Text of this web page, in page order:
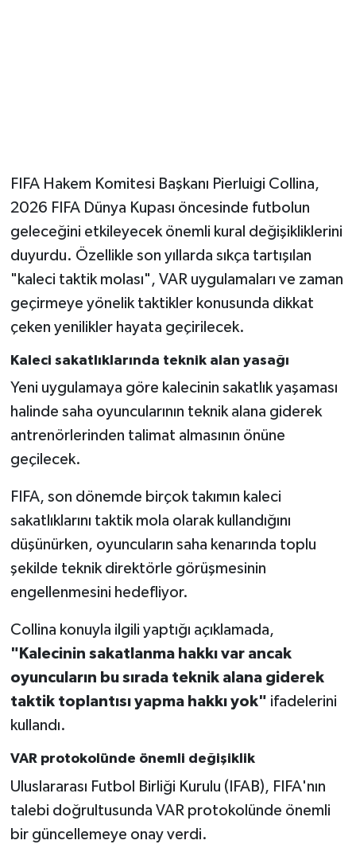
FIFA Hakem Komitesi Başkanı Pierluigi Collina,
2026 FIFA Dünya Kupası öncesinde futbolun
geleceğini etkileyecek önemli kural değişikliklerini
duyurdu. Özellikle son yıllarda sıkça tartışılan
"kaleci taktik molası", VAR uygulamaları ve zaman
geçirmeye yönelik taktikler konusunda dikkat
çeken yenilikler hayata geçirilecek.
Kaleci sakatlıklarında teknik alan yasağı
Yeni uygulamaya göre kalecinin sakatlık yaşaması
halinde saha oyuncularının teknik alana giderek
antrenörlerinden talimat almasının önüne
geçilecek.
FIFA, son dönemde birçok takımın kaleci
sakatlıklarını taktik mola olarak kullandığını
düşünürken, oyuncuların saha kenarında toplu
şekilde teknik direktörle görüşmesinin
engellenmesini hedefliyor.
Collina konuyla ilgili yaptığı açıklamada,
"Kalecinin sakatlanma hakkı var ancak
oyuncuların bu sırada teknik alana giderek
taktik toplantısı yapma hakkı yok" ifadelerini
kullandı.
VAR protokolünde önemli değişiklik
Uluslararası Futbol Birliği Kurulu (IFAB), FIFA'nın
talebi doğrultusunda VAR protokolünde önemli
bir güncellemeye onay verdi.